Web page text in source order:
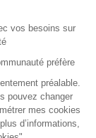
vos besoins sur
préfère
préalable.
pouvez changer
mes cookies
d’informations,